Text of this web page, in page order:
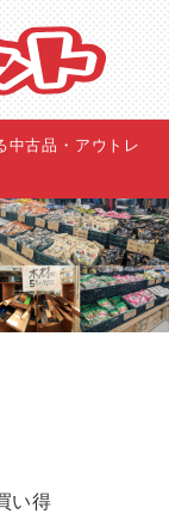
中古品・アウトレ
い得